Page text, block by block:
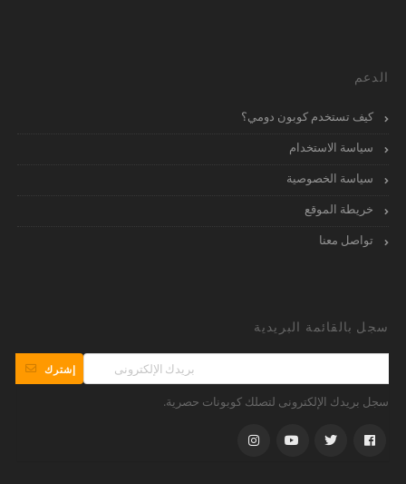
الدعم
كيف تستخدم كوبون دومي؟
سياسة الاستخدام
سياسة الخصوصية
خريطة الموقع
تواصل معنا
سجل بالقائمة البريدية
إشترك
سجل بريدك الإلكترونى لتصلك كوبونات حصرية.